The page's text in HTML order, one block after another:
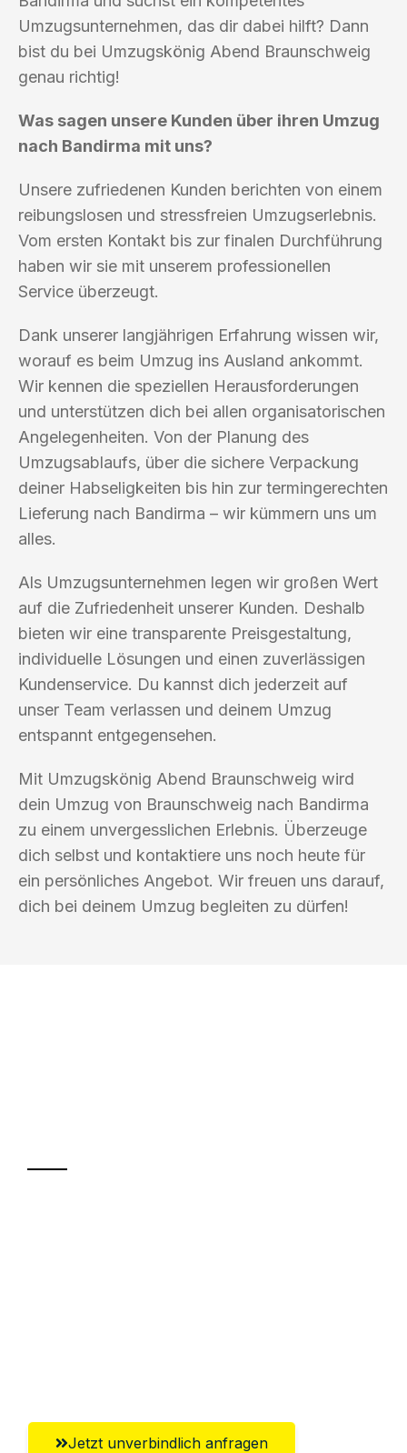
Umzugsunternehmen, das dir dabei hilft? Dann
bist du bei Umzugskönig Abend Braunschweig
genau richtig!
Was sagen unsere Kunden über ihren Umzug
nach Bandirma mit uns?
Unsere zufriedenen Kunden berichten von einem
reibungslosen und stressfreien Umzugserlebnis.
Vom ersten Kontakt bis zur finalen Durchführung
haben wir sie mit unserem professionellen
Service überzeugt.
Dank unserer langjährigen Erfahrung wissen wir,
worauf es beim Umzug ins Ausland ankommt.
Wir kennen die speziellen Herausforderungen
und unterstützen dich bei allen organisatorischen
Angelegenheiten. Von der Planung des
Umzugsablaufs, über die sichere Verpackung
deiner Habseligkeiten bis hin zur termingerechten
Lieferung nach Bandirma – wir kümmern uns um
alles.
Als Umzugsunternehmen legen wir großen Wert
auf die Zufriedenheit unserer Kunden. Deshalb
bieten wir eine transparente Preisgestaltung,
individuelle Lösungen und einen zuverlässigen
Kundenservice. Du kannst dich jederzeit auf
unser Team verlassen und deinem Umzug
entspannt entgegensehen.
Mit Umzugskönig Abend Braunschweig wird
dein Umzug von Braunschweig nach Bandirma
zu einem unvergesslichen Erlebnis. Überzeuge
dich selbst und kontaktiere uns noch heute für
ein persönliches Angebot. Wir freuen uns darauf,
dich bei deinem Umzug begleiten zu dürfen!
Jetzt unverbindlich anfragen